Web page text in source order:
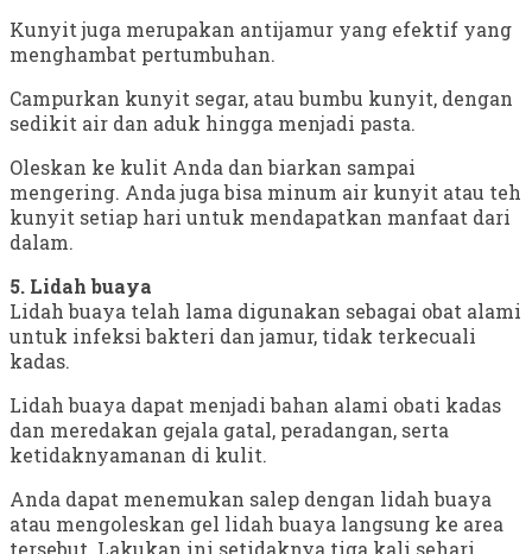
Kunyit juga merupakan antijamur yang efektif yang
menghambat pertumbuhan.
Campurkan kunyit segar, atau bumbu kunyit, dengan
sedikit air dan aduk hingga menjadi pasta.
Oleskan ke kulit Anda dan biarkan sampai
mengering. Anda juga bisa minum air kunyit atau teh
kunyit setiap hari untuk mendapatkan manfaat dari
dalam.
5. Lidah buaya
Lidah buaya telah lama digunakan sebagai obat alami
untuk infeksi bakteri dan jamur, tidak terkecuali
kadas.
Lidah buaya dapat menjadi bahan alami obati kadas
dan meredakan gejala gatal, peradangan, serta
ketidaknyamanan di kulit.
Anda dapat menemukan salep dengan lidah buaya
atau mengoleskan gel lidah buaya langsung ke area
tersebut. Lakukan ini setidaknya tiga kali sehari.